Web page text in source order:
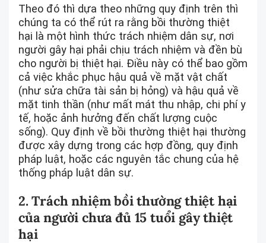
Theo đó thì dựa theo những quy định trên thì
chúng ta có thể rút ra rằng bồi thường thiệt
hại là một hình thức trách nhiệm dân sự, nơi
người gây hại phải chịu trách nhiệm và đền bù
cho người bị thiệt hại. Điều này có thể bao gồm
cả việc khắc phục hậu quả về mặt vật chất
(như sửa chữa tài sản bị hỏng) và hậu quả về
mặt tinh thần (như mất mát thu nhập, chi phí y
tế, hoặc ảnh hưởng đến chất lượng cuộc
sống). Quy định về bồi thường thiệt hại thường
được xây dựng trong các hợp đồng, quy định
pháp luật, hoặc các nguyên tắc chung của hệ
thống pháp luật dân sự.
2. Trách nhiệm bồi thường thiệt hại
của người chưa đủ 15 tuổi gây thiệt
hại